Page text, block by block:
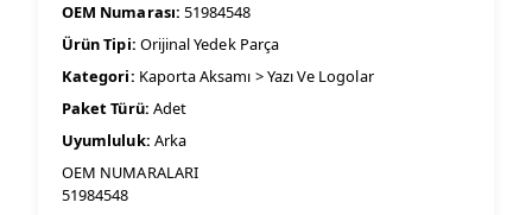
OEM Numarası: 51984548
Ürün Tipi: Orijinal Yedek Parça
Kategori: Kaporta Aksamı > Yazı Ve Logolar
Paket Türü: Adet
Uyumluluk: Arka
OEM NUMARALARI
51984548